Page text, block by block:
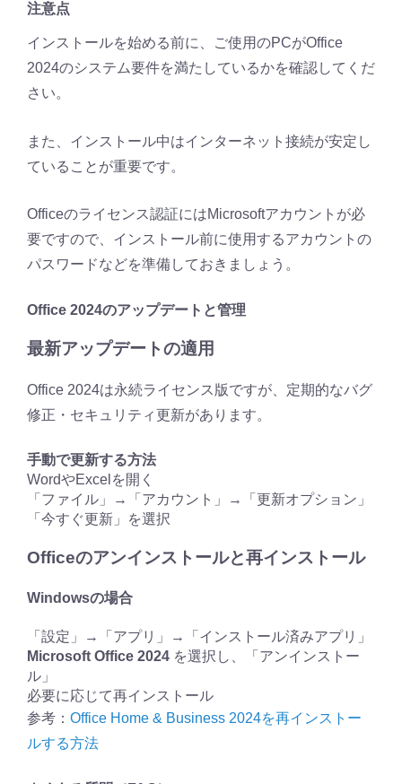
注意点
インストールを始める前に、ご使用のPCがOffice
2024のシステム要件を満たしているかを確認してくだ
さい。
また、インストール中はインターネット接続が安定し
ていることが重要です。
Officeのライセンス認証にはMicrosoftアカウントが必
要ですので、インストール前に使用するアカウントの
パスワードなどを準備しておきましょう。
Office 2024のアップデートと管理
最新アップデートの適用
Office 2024は永続ライセンス版ですが、定期的なバグ
修正・セキュリティ更新があります。
手動で更新する方法
WordやExcelを開く
「ファイル」→「アカウント」→「更新オプション」
「今すぐ更新」を選択
Officeのアンインストールと再インストール
Windowsの場合
「設定」→「アプリ」→「インストール済みアプリ」
Microsoft Office 2024 を選択し、「アンインストー
ル」
必要に応じて再インストール
参考： Office Home & Business 2024を再インストー
ルする方法